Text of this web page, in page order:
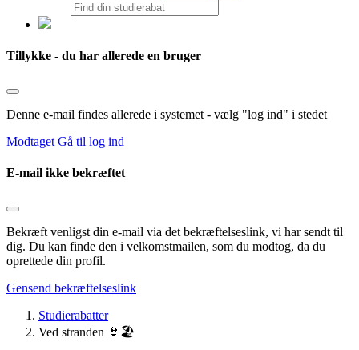
Tillykke - du har allerede en bruger
Denne e-mail findes allerede i systemet - vælg "log ind" i stedet
Modtaget Gå til log ind
E-mail ikke bekræftet
Bekræft venligst din e-mail via det bekræftelseslink, vi har sendt til
dig. Du kan finde den i velkomstmailen, som du modtog, da du
oprettede din profil.
Gensend bekræftelseslink
Studierabatter
Ved stranden 👙🏖️